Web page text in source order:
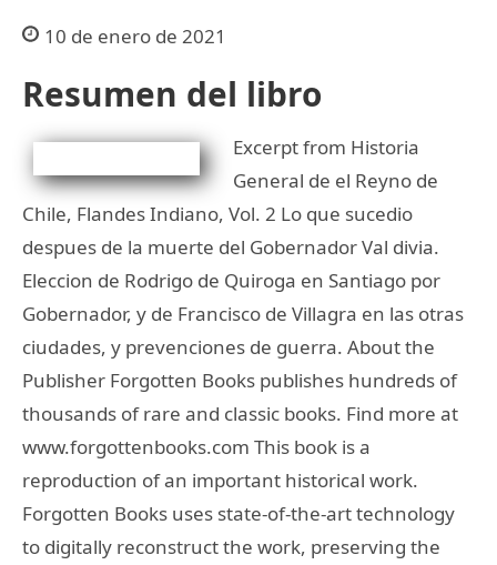
10 de enero de 2021
Resumen del libro
Excerpt from Historia
General de el Reyno de
Chile, Flandes Indiano, Vol. 2 Lo que sucedio
despues de la muerte del Gobernador Val divia.
Eleccion de Rodrigo de Quiroga en Santiago por
Gobernador, y de Francisco de Villagra en las otras
ciudades, y prevenciones de guerra. About the
Publisher Forgotten Books publishes hundreds of
thousands of rare and classic books. Find more at
www.forgottenbooks.com This book is a
reproduction of an important historical work.
Forgotten Books uses state-of-the-art technology
to digitally reconstruct the work, preserving the